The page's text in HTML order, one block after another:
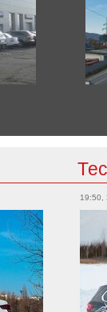
19:50,